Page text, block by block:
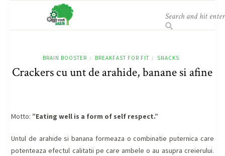
BRAIN BOOSTER / BREAKFAST FOR FIT / SNACKS
Crackers cu unt de arahide, banane si afine
Motto: ”Eating well is a form of self respect.”
Untul de arahide si banana formeaza o combinatie puternica care
potenteaza efectul calitatii pe care ambele o au asupra creierului.